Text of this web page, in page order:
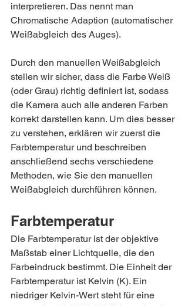
interpretieren. Das nennt man
Chromatische Adaption (automatischer
Weißabgleich des Auges).
Durch den manuellen Weißabgleich
stellen wir sicher, dass die Farbe Weiß
(oder Grau) richtig definiert ist, sodass
die Kamera auch alle anderen Farben
korrekt darstellen kann. Um dies besser
zu verstehen, erklären wir zuerst die
Farbtemperatur und beschreiben
anschließend sechs verschiedene
Methoden, wie Sie den manuellen
Weißabgleich durchführen können.
Farbtemperatur
Die Farbtemperatur ist der objektive
Maßstab einer Lichtquelle, die den
Farbeindruck bestimmt. Die Einheit der
Farbtemperatur ist Kelvin (K). Ein
niedriger Kelvin-Wert steht für eine